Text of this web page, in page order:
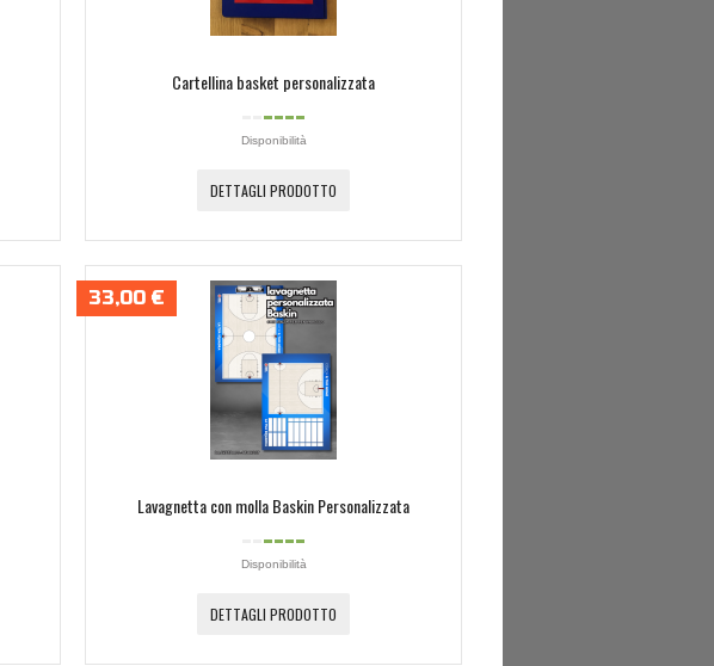
Cartellina basket personalizzata
Disponibilità
DETTAGLI PRODOTTO
33,00 €
Lavagnetta con molla Baskin Personalizzata
Disponibilità
DETTAGLI PRODOTTO